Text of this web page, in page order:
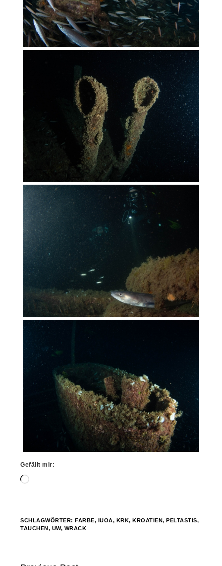
Gefällt mir:
Wird
SCHLAGWÖRTER:FARBE, IUOA, KRK,KROATIEN,PELTASTIS,
TAUCHEN, UW, WRACK